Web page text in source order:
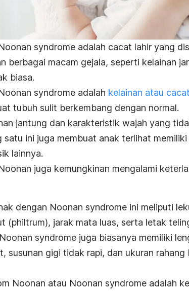
syndrome adalah cacat lahir yang
berbagai macam gejala, seperti kelainan
biasa.
syndrome adalah kelainan atau
tubuh sulit berkembang dengan normal.
jantung dan karakteristik wajah yang
satu ini juga membuat anak terlihat
lainnya.
juga kemungkinan mengalami
dengan Noonan syndrome ini meliputi
(philtrum), jarak mata luas, serta letak
syndrome juga biasanya memiliki
susunan gigi tidak rapi, dan ukuran rahang
Noonan atau Noonan syndrome adalah